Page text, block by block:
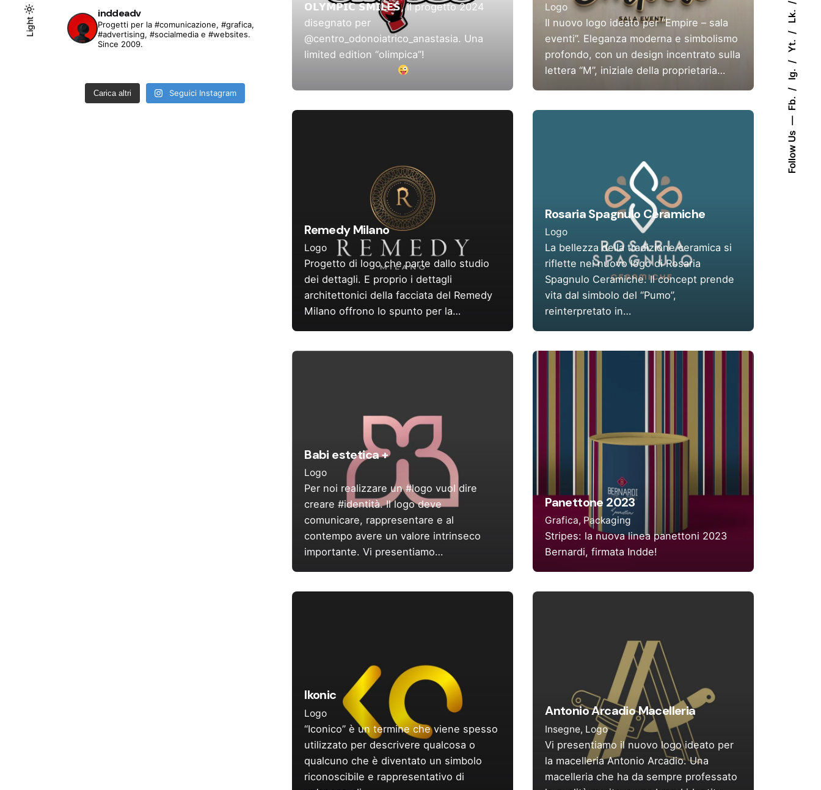
Light
Light
Dark
Follow Us
Fb.
Ig.
Yt.
Lk.
inddeadv
Progetti per la #comunicazione, #grafica,
#advertising, #socialmedia e #websites.
Since 2009.
Carica altri Seguici Instagram
𝗢𝗟𝗬𝗠𝗣𝗜𝗖 𝗦𝗠𝗜𝗟𝗘𝗦, il progetto 2024
disegnato per
@centro_odonoiatrico_anastasia. Una
limited edition “olimpica”!
Logo
Il nuovo logo ideato per “Empire – sala
eventi”. Eleganza moderna e simbolismo
profondo, con un design incentrato sulla
lettera “M”, iniziale della proprietaria…
Remedy Milano
Logo
Progetto di logo che parte dallo studio
dei dettagli. E proprio i dettagli
architettonici della facciata del Remedy
Milano offrono lo spunto per la…
Rosaria Spagnulo Ceramiche
Logo
La bellezza della tradizione ceramica si
riflette nel nuovo logo di Rosaria
Spagnulo Ceramiche. Il concept prende
vita dal simbolo del “Pumo”,
reinterpretato in…
Babi estetica +
Logo
Per noi realizzare un #logo vuol dire
creare #identità. Il logo deve
comunicare, rappresentare e al
contempo avere un valore intrinseco
importante. Vi presentiamo…
Panettone 2023
Grafica Packaging
Stripes: la nuova linea panettoni 2023
Bernardi, firmata Indde!
Ikonic
Logo
“Iconico” è un termine che viene spesso
utilizzato per descrivere qualcosa o
qualcuno che è diventato un simbolo
riconoscibile e rappresentativo di
Antonio Arcadio Macelleria
Insegne Logo
Vi presentiamo il nuovo logo ideato per
la macelleria Antonio Arcadio. Una
macelleria che ha da sempre professato